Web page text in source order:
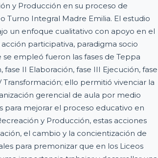
y Producción en su proceso de
Turno Integral Madre Emilia. El estudio
un enfoque cualitativo con apoyo en el
participativa, paradigma socio
empleó fueron las fases de Teppa
fase II Elaboración, fase III Ejecución, fase
Transformación; ello permitió vivenciar la
gerencial de aula por medio
para mejorar el proceso educativo en
y Producción, estas acciones
el cambio y la concientización de
para premonizar que en los Liceos